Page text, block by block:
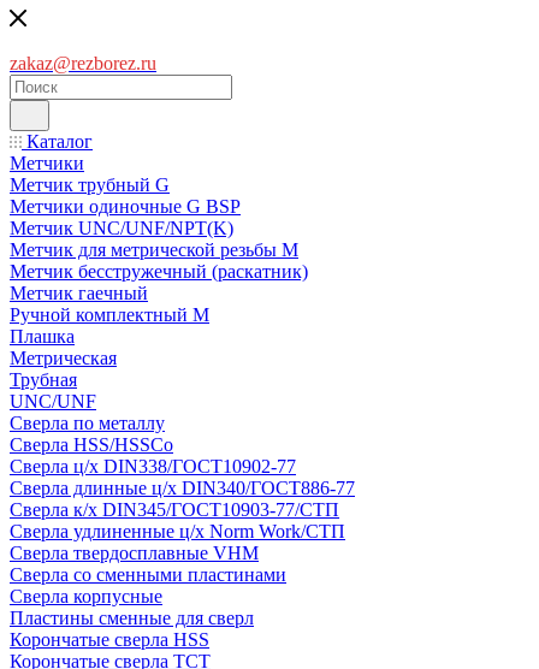
zakaz@rezborez.ru
Каталог
Метчики
Метчик трубный G
Метчики одиночные G BSP
Метчик UNC/UNF/NPT(K)
Метчик для метрической резьбы M
Метчик бесстружечный (раскатник)
Метчик гаечный
Ручной комплектный M
Плашка
Метрическая
Трубная
UNC/UNF
Сверла по металлу
Сверла HSS/HSSCo
Сверла ц/х DIN338/ГОСТ10902-77
Сверла длинные ц/х DIN340/ГОСТ886-77
Сверла к/х DIN345/ГОСТ10903-77/СТП
Сверла удлиненные ц/х Norm Work/СТП
Сверла твердосплавные VHM
Сверла со сменными пластинами
Сверла корпусные
Пластины сменные для сверл
Корончатые сверла HSS
Корончатые сверла TCT